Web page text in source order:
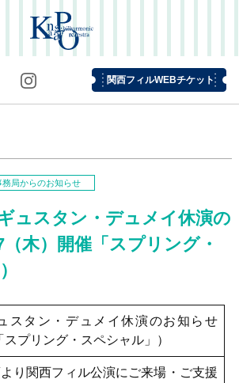
関西フィルWEBチケット
務局からのお知らせ
ュスタン・デュメイ休演の
木）開催「スプリング・
スタン・デュメイ休演のお知らせ
スプリング・スペシャル」）
り関西フィル公演にご来場・ご支援